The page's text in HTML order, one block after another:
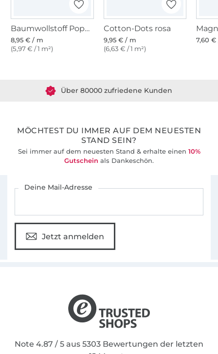
Baumwollstoff Popeline khaki
8,95 € / m
(5,97 € / 1 m²)
Cotton-Dots rosa
9,95 € / m
(6,63 € / 1 m²)
7,60 €
MÖCHTEST DU IMMER AUF DEM NEUESTEN
STAND SEIN?
Sei immer auf dem neuesten Stand & erhalte einen 10%
Gutschein als Dankeschön.
Deine Mail-Adresse
Jetzt anmelden
Note 4.87 / 5 aus 5303 Bewertungen der letzten